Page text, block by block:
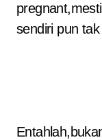
sendiri pun